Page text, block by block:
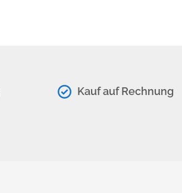
Kauf auf Rechnung